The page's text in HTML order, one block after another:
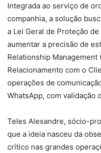
Integrada ao serviço de
companhia, a solução
a Lei Geral de Proteção
aumentar a precisão de
Relationship Management
Relacionamento com o
operações de
WhatsApp, com validação
Teles Alexandre, sócio-
que a ideia nasceu da
crítico nas grandes